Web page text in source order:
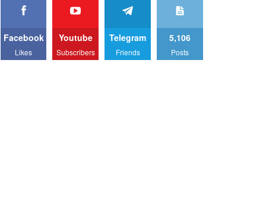
Facebook
Likes
Youtube
Subscribers
Telegram
Friends
5,106
Posts